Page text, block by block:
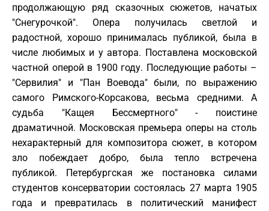
продолжающую ряд сказочных сюжетов, начатых
"Снегурочкой". Опера получилась светлой и
радостной, хорошо принималась публикой, была в
числе любимых и у автора. Поставлена московской
частной оперой в 1900 году. Последующие работы –
"Сервилия" и "Пан Воевода" были, по выражению
самого Римского-Корсакова, весьма средними. А
судьба "Кащея Бессмертного" - поистине
драматичной. Московская премьера оперы на столь
нехарактерный для композитора сюжет, в котором
зло побеждает добро, была тепло встречена
публикой. Петербургская же постановка силами
студентов консерватории состоялась 27 марта 1905
года и превратилась в политический манифест